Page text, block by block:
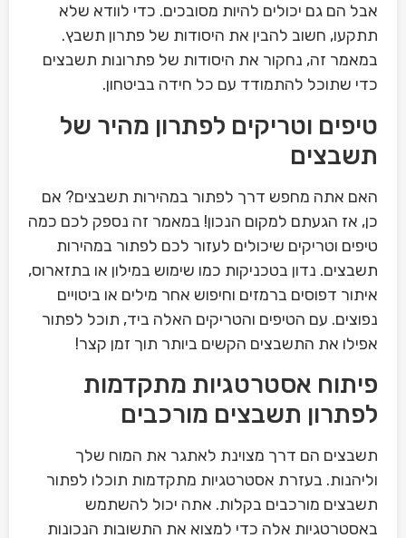
אבל הם גם יכולים להיות מסובכים. כדי לוודא שלא
תתקעו, חשוב להבין את היסודות של פתרון תשבץ.
במאמר זה, נחקור את היסודות של פתרונות תשבצים
כדי שתוכל להתמודד עם כל חידה בביטחון.
טיפים וטריקים לפתרון מהיר של
תשבצים
האם אתה מחפש דרך לפתור במהירות תשבצים? אם
כן, אז הגעתם למקום הנכון! במאמר זה נספק לכם כמה
טיפים וטריקים שיכולים לעזור לכם לפתור במהירות
תשבצים. נדון בטכניקות כמו שימוש במילון או בתזארוס,
איתור דפוסים ברמזים וחיפוש אחר מילים או ביטויים
נפוצים. עם הטיפים והטריקים האלה ביד, תוכל לפתור
אפילו את התשבצים הקשים ביותר תוך זמן קצר!
פיתוח אסטרטגיות מתקדמות
לפתרון תשבצים מורכבים
תשבצים הם דרך מצוינת לאתגר את המוח שלך
וליהנות. בעזרת אסטרטגיות מתקדמות תוכלו לפתור
תשבצים מורכבים בקלות. אתה יכול להשתמש
באסטרטגיות אלה כדי למצוא את התשובות הנכונות